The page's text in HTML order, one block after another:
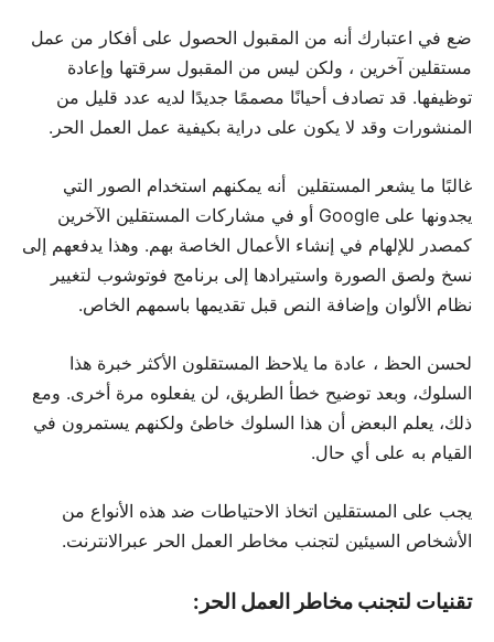
ضع في اعتبارك أنه من المقبول الحصول على أفكار من عمل
مستقلين آخرين ، ولكن ليس من المقبول سرقتها وإعادة
توظيفها. قد تصادف أحيانًا مصممًا جديدًا لديه عدد قليل من
المنشورات وقد لا يكون على دراية بكيفية عمل العمل الحر.
غالبًا ما يشعر المستقلين أنه يمكنهم استخدام الصور التي
يجدونها على Google أو في مشاركات المستقلين الآخرين
كمصدر للإلهام في إنشاء الأعمال الخاصة بهم. وهذا يدفعهم إلى
نسخ ولصق الصورة واستيرادها إلى برنامج فوتوشوب لتغيير
نظام الألوان وإضافة النص قبل تقديمها باسمهم الخاص.
لحسن الحظ ، عادة ما يلاحظ المستقلون الأكثر خبرة هذا
السلوك، وبعد توضيح خطأ الطريق، لن يفعلوه مرة أخرى. ومع
ذلك، يعلم البعض أن هذا السلوك خاطئ ولكنهم يستمرون في
القيام به على أي حال.
يجب على المستقلين اتخاذ الاحتياطات ضد هذه الأنواع من
الأشخاص السيئين لتجنب مخاطر العمل الحر عبرالانترنت.
تقنيات لتجنب مخاطر العمل الحر: